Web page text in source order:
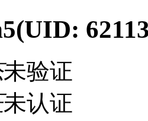
(UID:
未验证
未认证